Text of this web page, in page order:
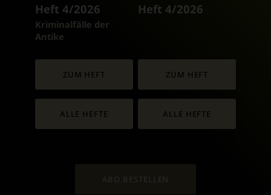
Heft 4/2026
:
Kriminalfälle der
Antike
ZUM HEFT
ALLE HEFTE
Heft 4/2026
ZUM HEFT
ALLE HEFTE
ABO BESTELLEN